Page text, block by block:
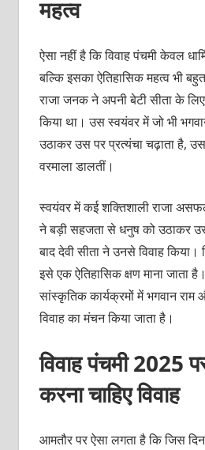
महत्‍व
ऐसा नहीं है कि विवाह पंचमी केवल
बल्कि इसका ऐतिहासिक महत्‍व भी
राजा जनक ने अपनी बेटी सीता के
किया था। उस स्‍वयंवर में जो भी
उठाकर उस पर प्रत्‍यंचा चढ़ाता है,
वरमाला डालतीं।
स्‍वयंवर में कई शक्‍तिशाली राजा
ने बड़ी सहजता से धनुष को उठाकर
बाद देवी सीता ने उनसे विवाह
इसे एक ऐतिहासिक क्षण माना जाता
सांस्‍कृतिक कार्यक्रमों में भगवान राम
विवाह का मंचन किया जाता है।
विवाह पंचमी 2025
करना चाहिए विवाह
आमतौर पर ऐसा लगता है कि जिस